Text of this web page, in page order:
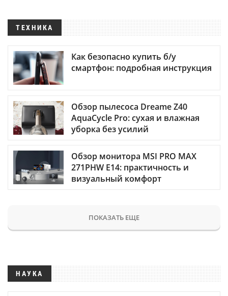
ТЕХНИКА
Как безопасно купить б/у
смартфон: подробная инструкция
Обзор пылесоса Dreame Z40
AquaCycle Pro: сухая и влажная
уборка без усилий
Обзор монитора MSI PRO MAX
271PHW E14: практичность и
визуальный комфорт
ПОКАЗАТЬ ЕЩЕ
НАУКА